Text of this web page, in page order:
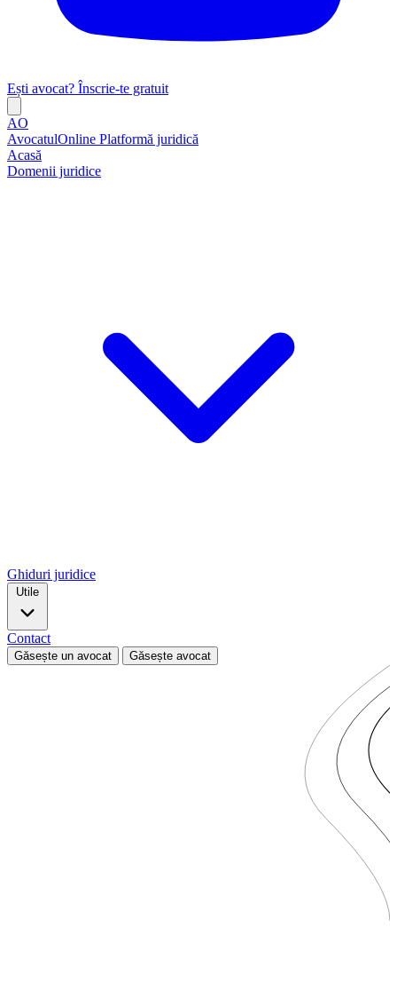
Ești avocat? Înscrie-te gratuit
AO
AvocatulOnline Platformă juridică
Acasă
Domenii juridice
Ghiduri juridice
Utile
Contact
Găsește un avocat Găsește avocat